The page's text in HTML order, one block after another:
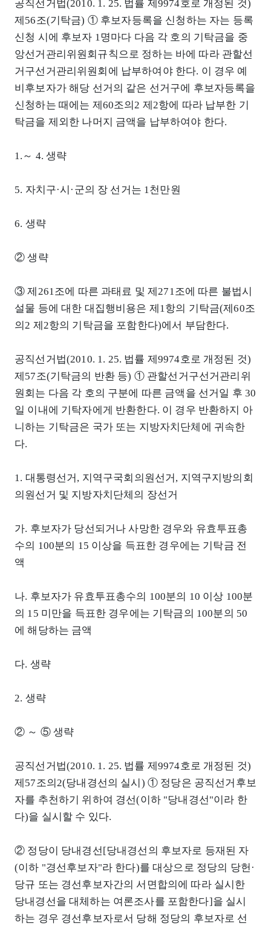
공직선거법(2010. 1. 25. 법률 제9974호로 개정된 것)
제56조(기탁금) ① 후보자등록을 신청하는 자는 등록
신청 시에 후보자 1명마다 다음 각 호의 기탁금을 중
앙선거관리위원회규칙으로 정하는 바에 따라 관할선
거구선거관리위원회에 납부하여야 한다. 이 경우 예
비후보자가 해당 선거의 같은 선거구에 후보자등록을
신청하는 때에는 제60조의2 제2항에 따라 납부한 기
탁금을 제외한 나머지 금액을 납부하여야 한다.
1.～ 4. 생략
5. 자치구·시·군의 장 선거는 1천만원
6. 생략
② 생략
③ 제261조에 따른 과태료 및 제271조에 따른 불법시
설물 등에 대한 대집행비용은 제1항의 기탁금(제60조
의2 제2항의 기탁금을 포함한다)에서 부담한다.
공직선거법(2010. 1. 25. 법률 제9974호로 개정된 것)
제57조(기탁금의 반환 등) ① 관할선거구선거관리위
원회는 다음 각 호의 구분에 따른 금액을 선거일 후 30
일 이내에 기탁자에게 반환한다. 이 경우 반환하지 아
니하는 기탁금은 국가 또는 지방자치단체에 귀속한
다.
1. 대통령선거, 지역구국회의원선거, 지역구지방의회
의원선거 및 지방자치단체의 장선거
가. 후보자가 당선되거나 사망한 경우와 유효투표총
수의 100분의 15 이상을 득표한 경우에는 기탁금 전
액
나. 후보자가 유효투표총수의 100분의 10 이상 100분
의 15 미만을 득표한 경우에는 기탁금의 100분의 50
에 해당하는 금액
다. 생략
2. 생략
② ～ ⑤ 생략
공직선거법(2010. 1. 25. 법률 제9974호로 개정된 것)
제57조의2(당내경선의 실시) ① 정당은 공직선거후보
자를 추천하기 위하여 경선(이하 "당내경선"이라 한
다)을 실시할 수 있다.
② 정당이 당내경선[당내경선의 후보자로 등재된 자
(이하 "경선후보자"라 한다)를 대상으로 정당의 당헌·
당규 또는 경선후보자간의 서면합의에 따라 실시한
당내경선을 대체하는 여론조사를 포함한다]을 실시
하는 경우 경선후보자로서 당해 정당의 후보자로 선